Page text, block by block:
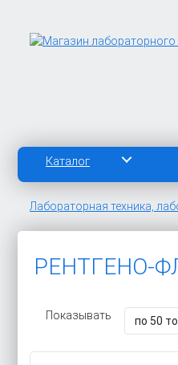
Каталог
Лабораторная техника,
РЕНТГЕНО-
Показывать по 50